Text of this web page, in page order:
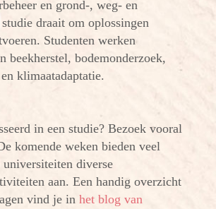
en grond-, weg- en
draait om oplossingen
Studenten werken
beekherstel, bodemonderzoek,
klimaatadaptatie.
in een studie? Bezoek vooral
komende weken bieden veel
universiteiten diverse
aan. Een handig overzicht
vind je in het blog van